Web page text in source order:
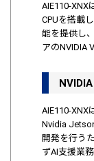
AIE110-XNX
CPUを搭載
能を提供し
アのNVIDIA
AIE110-XNX
Nvidia
開発を行う
ずAI支援業